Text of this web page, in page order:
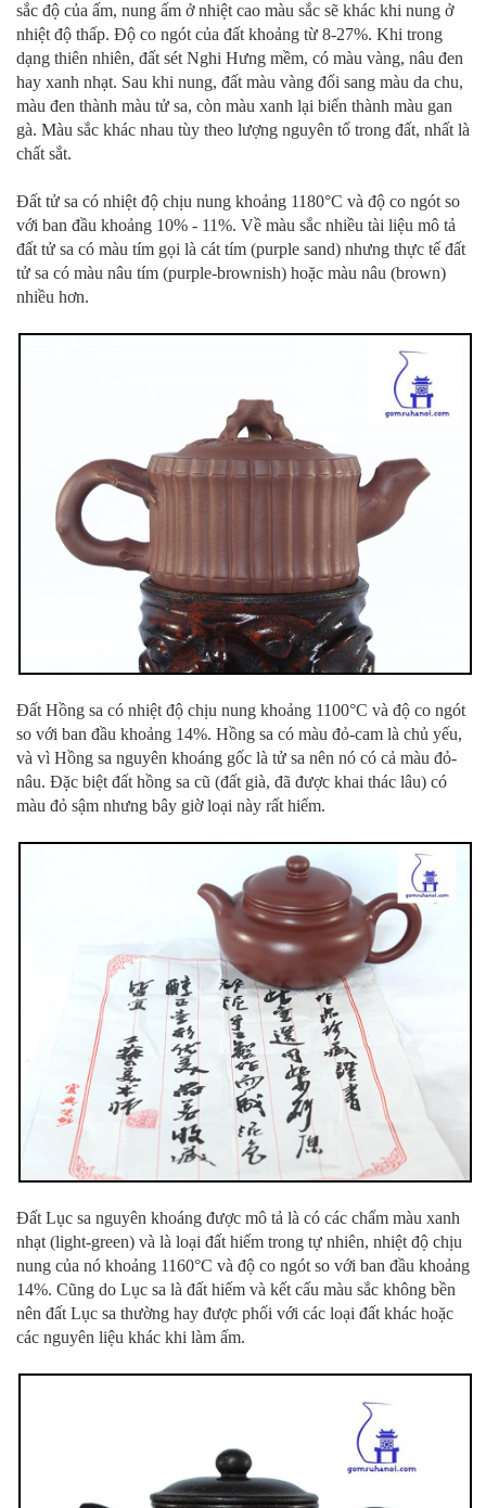
sắc độ của ấm, nung ấm ở nhiệt cao màu sắc sẽ khác khi nung ở
nhiệt độ thấp. Độ co ngót của đất khoảng từ 8-27%. Khi trong
dạng thiên nhiên, đất sét Nghi Hưng mềm, có màu vàng, nâu đen
hay xanh nhạt. Sau khi nung, đất màu vàng đổi sang màu da chu,
màu đen thành màu tử sa, còn màu xanh lại biến thành màu gan
gà. Màu sắc khác nhau tùy theo lượng nguyên tố trong đất, nhất là
chất sắt.
Đất tử sa có nhiệt độ chịu nung khoảng 1180°C và độ co ngót so
với ban đầu khoảng 10% - 11%. Về màu sắc nhiều tài liệu mô tả
đất tử sa có màu tím gọi là cát tím (purple sand) nhưng thực tế đất
tử sa có màu nâu tím (purple-brownish) hoặc màu nâu (brown)
nhiều hơn.
Đất Hồng sa có nhiệt độ chịu nung khoảng 1100°C và độ co ngót
so với ban đầu khoảng 14%. Hồng sa có màu đỏ-cam là chủ yếu,
và vì Hồng sa nguyên khoáng gốc là tử sa nên nó có cả màu đỏ-
nâu. Đặc biệt đất hồng sa cũ (đất già, đã được khai thác lâu) có
màu đỏ sậm nhưng bây giờ loại này rất hiếm.
Đất Lục sa nguyên khoáng được mô tả là có các chấm màu xanh
nhạt (light-green) và là loại đất hiếm trong tự nhiên, nhiệt độ chịu
nung của nó khoảng 1160°C và độ co ngót so với ban đầu khoảng
14%. Cũng do Lục sa là đất hiếm và kết cấu màu sắc không bền
nên đất Lục sa thường hay được phối với các loại đất khác hoặc
các nguyên liệu khác khi làm ấm.